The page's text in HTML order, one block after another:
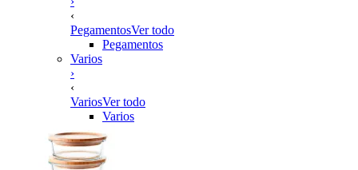
‹
PegamentosVer todo
Pegamentos
Varios
›
‹
VariosVer todo
Varios